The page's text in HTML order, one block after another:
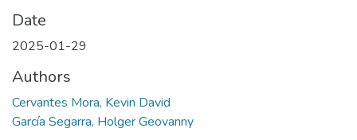
Date
2025-01-29
Authors
Cervantes Mora, Kevin David
García Segarra, Holger Geovanny